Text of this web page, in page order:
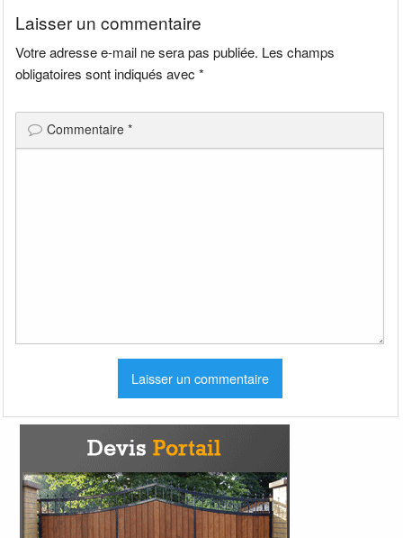
Laisser un commentaire
Votre adresse e-mail ne sera pas publiée. Les champs
obligatoires sont indiqués avec*
Commentaire*